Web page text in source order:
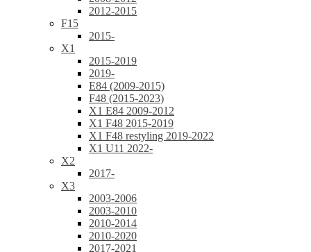
2012-2015
F15
2015-
X1
2015-2019
2019-
E84 (2009-2015)
F48 (2015-2023)
X1 E84 2009-2012
X1 F48 2015-2019
X1 F48 restyling 2019-2022
X1 U11 2022-
X2
2017-
X3
2003-2006
2003-2010
2010-2014
2010-2020
2017-2021